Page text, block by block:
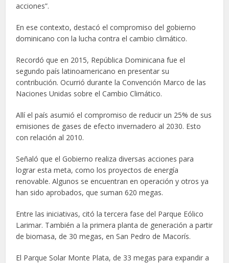
acciones”.
En ese contexto, destacó el compromiso del gobierno
dominicano con la lucha contra el cambio climático.
Recordó que en 2015, República Dominicana fue el
segundo país latinoamericano en presentar su
contribución. Ocurrió durante la Convención Marco de las
Naciones Unidas sobre el Cambio Climático.
Allí el país asumió el compromiso de reducir un 25% de sus
emisiones de gases de efecto invernadero al 2030. Esto
con relación al 2010.
Señaló que el Gobierno realiza diversas acciones para
lograr esta meta, como los proyectos de energía
renovable. Algunos se encuentran en operación y otros ya
han sido aprobados, que suman 620 megas.
Entre las iniciativas, citó la tercera fase del Parque Eólico
Larimar. También a la primera planta de generación a partir
de biomasa, de 30 megas, en San Pedro de Macorís.
El Parque Solar Monte Plata, de 33 megas para expandir a